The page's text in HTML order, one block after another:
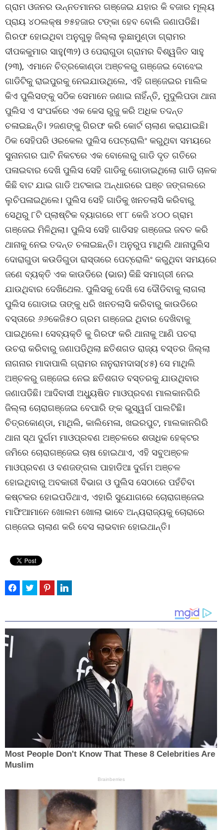
ଗ୍ରାମ ଓଜନର ଉନ୍ନତମାନର ଗଞ୍ଜେଇ ଯହାର କି ବଜାର ମୂଲ୍ୟ
ପ୍ରାୟ ୪୦ଲକ୍ଷ ୭୫ହଜାର ଟଙ୍କା ହେବ ବୋଲି ଜଣାପଡିଛି।
ଗିରଫ ହୋଇଥିବା ଅନୁଗୁଳୁ ଜିଲ୍ଲା ଲୁଛାମୁଣ୍ଡା ଗ୍ରାମର
ଦୀପକକୁମାର ସାହୁ(୩୨) ଓ ପେରାଗୁଡା ଗ୍ରାମର ବିଶ୍ୱଜିତ ସାହୁ
(୨୩), ଏମାନେ ଚିତ୍ରକୋଣ୍ଡା ଅଞ୍ଚଳରୁ ଗଞ୍ଜେଇ ବୋଝେଇ
ଗାଡିଟିକୁ ରାଇପୁରକୁ ନେଇଯାଉଥିଲେ, ଏହି ଗଞ୍ଜେଇର ମାଲିକ
କିଏ ପୁଲିସଙ୍କୁ ସଠିକ ସେମାନେ ଜଣାଇ ନାହିଁନ୍ତି, ମୁଦୁଲିପଡା ଥାନା
ପୁଲିସ ଏ ସଂପର୍କରେ ଏକ କେସ ରୁଜୁ କରି ଅଧିକ ତଦନ୍ତ
ଚଳାଇଛନ୍ତି। ୨ଜଣଙ୍କୁ ଗିରଫ କରି କୋର୍ଟ ଚାଲାଣ କରାଯାଇଛି।
ଠିକ ସେହିପରି ଓରକେଲ ପୁଲିସ ପେଟ୍ରୋଲିଂ କରୁଥିବା ସମୟରେ
ସୁନାନଗର ଘାଟି ନିକଟରେ ଏକ ବୋଲେରୁ ଗାଡି ଦୃତ ଗତିରେ
ପଳାଇବାର ଦେଖି ପୁଲିସ ସେହି ଗାଡିକୁ ଗୋଡାଇଥିଲୋ ଗାଡି ଚାଳକ
କିଛି ବାଟ ଯାଇ ଗାଡି ଅଟକାଇ ଅନ୍ଧାରରେ ଘଞ୍ଚ ଜଙ୍ଗଲରେ
ଲୁଚିପଳାଇଥିଲେ। ପୁଲିସ ସେହି ଗାଡିକୁ ଖନତଲାସି କରିବାରୁ
ସେଥିରୁ ୮ଟି ପ୍ଲାଷ୍ଟିକ ବ୍ୟାଗରେ ୧୮୮ କେଜି ୪୦୦ ଗ୍ରାମ
ଗଞ୍ଜେଇ ମିଳିଥିଲା। ପୁଲିସ ସେହି ଗାଡିସହ ଗଞ୍ଜେଇ ଜବତ କରି
ଥାନାକୁ ନେଇ ତଦନ୍ତ ଚଳାଇଛନ୍ତି। ଅନୁରୁପ ମାଥିଲି ଥାନାପୁଲିସ
ଦୋରାଗୁଡା କଉଡିଗୁଡା ରାସ୍ତାରେ ପେଟ୍ରୋଲିଂ କରୁଥିବା ସମୟରେ
ଜଣେ ବ୍ୟକ୍ତି ଏକ କାଉଡିରେ (ଭାର) କିଛି ସମାଗ୍ରୀ ନେଇ
ଯାଉଥିବାର ଦେଖିଥେଲ. ପୁଲିସକୁ ଦେଖି ସେ ଦୌଡିବାକୁ ଲାଗଲା
ପୁଲିସ ଗୋଡାଇ ତାଙ୍କୁ ଧରି ଖନତଲାସି କରିବାରୁ କାଉଡିରେ
ବସ୍ତାରେ ୬୬କେଜି୫୦ ଗ୍ରମ ଗଞ୍ଜେଇ ଥିବାର ଦେଖିବାକୁ
ପାଇଥିଲେ। ସେବ୍ୟକ୍ତି କୁ ଗିରଫ କରି ଥାନାକୁ ଆଣି ପଚରା
ଉଚରା କରିବାରୁ ଜଣାପଡିଥିଲା ଛତିଶଗଡ ରାଜ୍ୟ ବସ୍ତର ଜିଲ୍ଲା
ନାଗନାର ମାଦାପାଲି ଗ୍ରାମର ନାନୁରାମଦାସ(୪୫) ସେ ମାଥିଲି
ଅଞ୍ଚଳରୁ ଗଞ୍ଜେଇ ନେଇ ଛତିଶଗଡ ବସ୍ତରକୁ ଯାଉଥିବାର
ଜଣାପଡିଛି। ଆଦିବାସୀ ଅଧ୍ୟୁଷିତ ମାଓପ୍ରବଣ ମାଲକାନଗିରି
ଜିଲ୍ଲା ଚୋରାଗଞ୍ଜେଇ ବେପାରି ଙ୍କ ଭୁସ୍ୱର୍ଗ ପାଲଟିଛି।
ଚିତ୍ରକୋଣ୍ଡା, ମାଥିଲି, କାଲିମେଳା, ଖଇରପୁଟ, ମାଲକାନଗିରି
ଥାନା ସ୍ଥ ଦୁର୍ଗମ ମାଓପ୍ରବଣ ଅଞ୍ଚଳରେ ଶତାଧିକ ହେକ୍ଟର
ଜମିରେ ଚୋରାଗଞ୍ଜେଇ ଚାଷ ହୋଇଥାଏ, ଏହି ସବୁଅଞ୍ଚଳ
ମାଓପ୍ରବଣ ଓ ବଣଜଙ୍ଗଲ ପାହାଡିଆ ଦୁର୍ଗମ ଅଞ୍ଚଳ
ହୋଇଥିବାରୁ ଅବକାରୀ ବିଭାଗ ଓ ପୁଲିସ ସେଠାରେ ପହଁଚିବା
କଷ୍ଟକର ହୋଇପଡିଥାଏ, ଏହାରି ସୁଯୋଗରେ ଚୋରାଗଞ୍ଜେଇ
ମାଫିଆମାନେ ଖୋଲମ ଖୋଲା ଭାବେ ଅନ୍ୟରାଜ୍ୟକୁ ଚୋରାରେ
ଗଞ୍ଜେଇ ଚାଲାଣ କରି ବେସ ଲାଭବାନ ହୋଇଥାନ୍ତି।